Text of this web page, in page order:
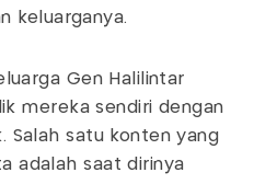
keluarganya.
Gen Halilintar
mereka sendiri dengan
Salah satu konten yang
adalah saat dirinya